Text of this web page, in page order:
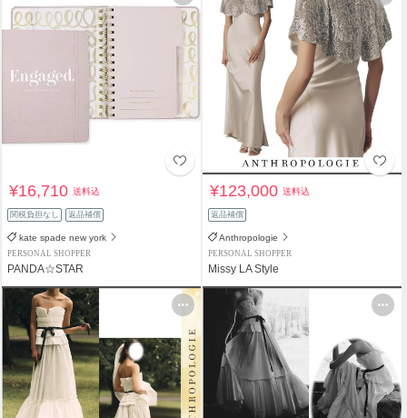
¥16,710送料込
関税負担なし 返品補償
kate spade new york
PERSONAL SHOPPER
PANDA☆STAR
¥123,000送料込
返品補償
Anthropologie
PERSONAL SHOPPER
Missy LA Style